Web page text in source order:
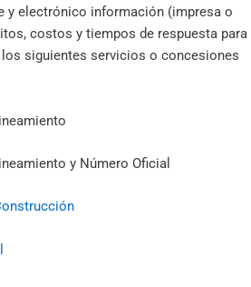
y electrónico información (impresa o
costos y tiempos de respuesta para
siguientes servicios o concesiones
y Número Oficial